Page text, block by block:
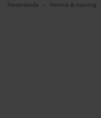
Nederlands Kennis & training